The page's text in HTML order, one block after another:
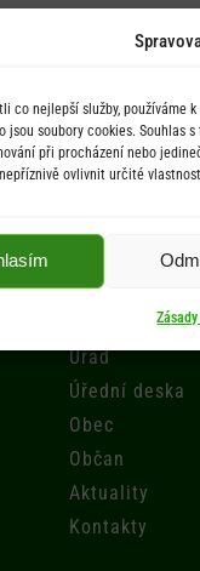
co nejlepší služby, používáme
jsou soubory cookies. Souhlas
při procházení nebo
ovlivnit určité
Menu
Úřad
Úřední deska
Obec
Občan
Aktuality
Kontakty